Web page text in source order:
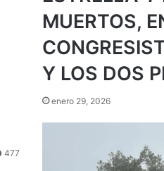
MUERTOS,
Y LOS DOS
enero 29, 2026
477